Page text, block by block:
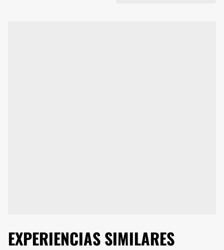
EXPERIENCIAS SIMILARES